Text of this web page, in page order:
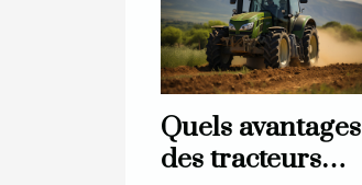
Quels avantages
des tracteurs